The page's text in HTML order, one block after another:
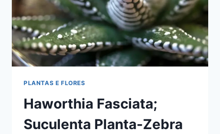
PLANTAS E FLORES
Haworthia Fasciata;
Suculenta Planta-Zebra